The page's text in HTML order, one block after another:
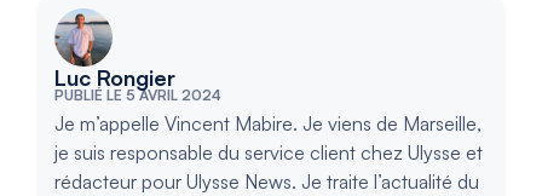
Luc Rongier
PUBLIÉ LE 5 AVRIL 2024
Je m’appelle Vincent Mabire. Je viens de Marseille,
je suis responsable du service client chez Ulysse et
rédacteur pour Ulysse News. Je traite l’actualité du